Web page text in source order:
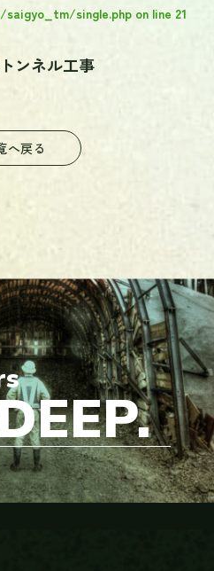
single.php on line 21
ンネル工事
へ戻る
来がある。